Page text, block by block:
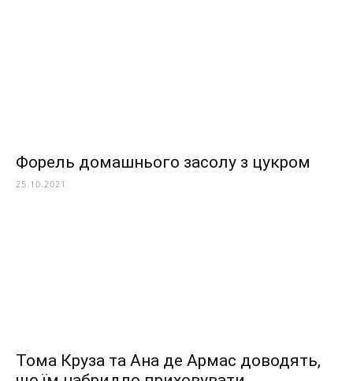
Форель домашнього засолу з цукром
25.10.2021
Тома Круза та Ана де Армас доводять,